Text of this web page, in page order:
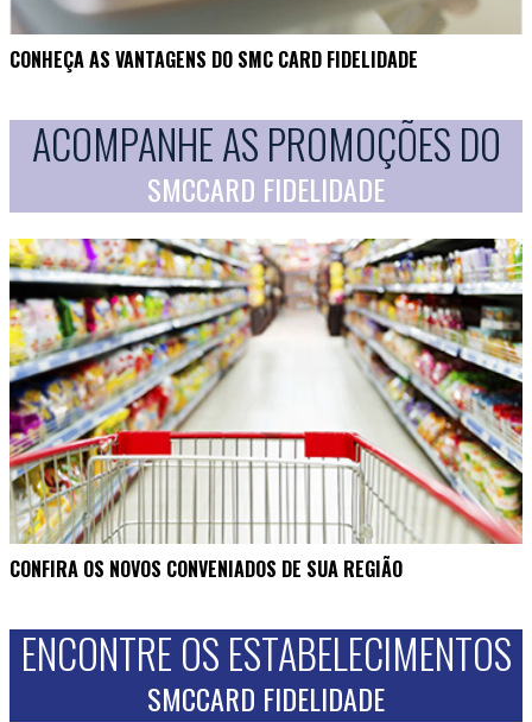
CONHEÇA AS VANTAGENS DO SMC CARD FIDELIDADE
ACOMPANHE AS PROMOÇÕES DO
SMCCARD FIDELIDADE
CONFIRA OS NOVOS CONVENIADOS DE SUA REGIÃO
ENCONTRE OS ESTABELECIMENTOS
SMCCARD FIDELIDADE